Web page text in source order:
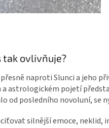
tak ovlivňuje?
naproti Slunci a jeho
astrologickém pojetí
od posledního novoluní, se
silnější emoce, neklid,